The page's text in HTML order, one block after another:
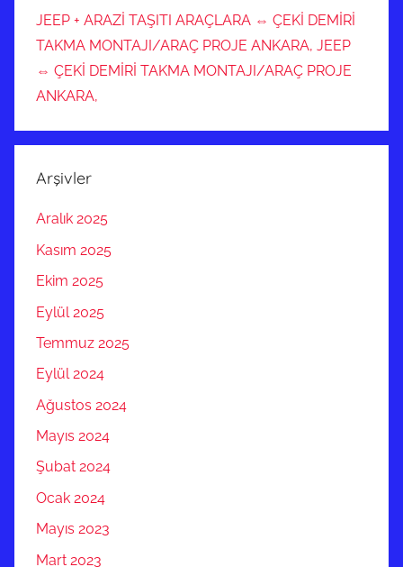
JEEP + ARAZİ TAŞITI ARAÇLARA ⇔ ÇEKİ DEMİRİ
TAKMA MONTAJI/ARAÇ PROJE ANKARA, JEEP
⇔ ÇEKİ DEMİRİ TAKMA MONTAJI/ARAÇ PROJE
ANKARA,
Arşivler
Aralık 2025
Kasım 2025
Ekim 2025
Eylül 2025
Temmuz 2025
Eylül 2024
Ağustos 2024
Mayıs 2024
Şubat 2024
Ocak 2024
Mayıs 2023
Mart 2023